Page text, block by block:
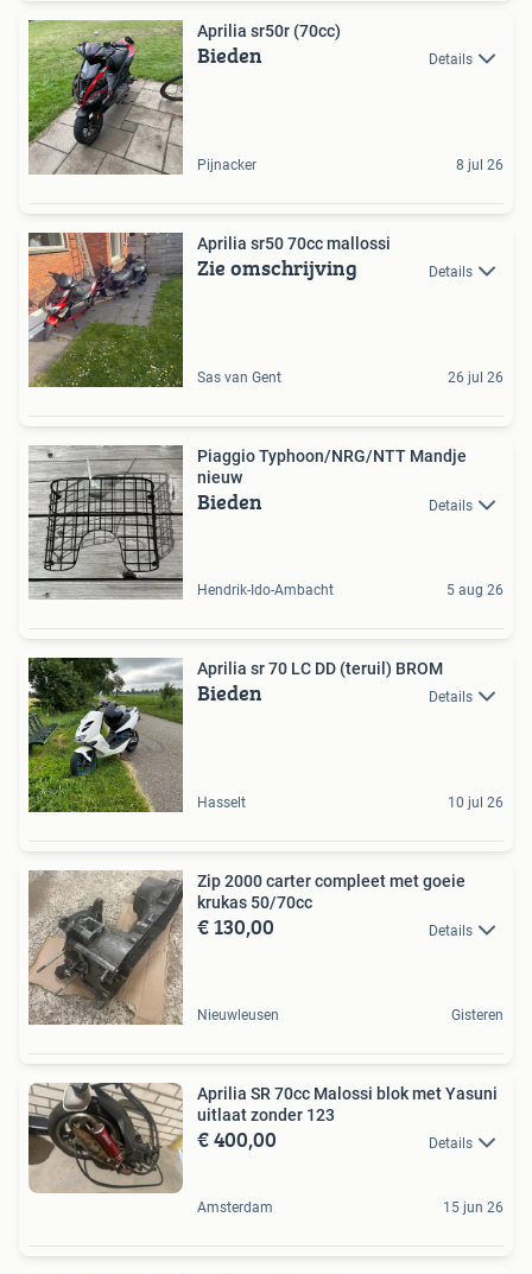
Aprilia sr50r (70cc)
Bieden Details
Pijnacker 8 jul 26
Aprilia sr50 70cc mallossi
Zie omschrijving Details
Sas van Gent 26 jul 26
Piaggio Typhoon/NRG/NTT Mandje
nieuw
Bieden Details
Hendrik-Ido-Ambacht 5 aug 26
Aprilia sr 70 LC DD (teruil) BROM
Bieden Details
Hasselt 10 jul 26
Zip 2000 carter compleet met goeie
krukas 50/70cc
€ 130,00 Details
Nieuwleusen Gisteren
Aprilia SR 70cc Malossi blok met Yasuni
uitlaat zonder 123
€ 400,00 Details
Amsterdam 15 jun 26